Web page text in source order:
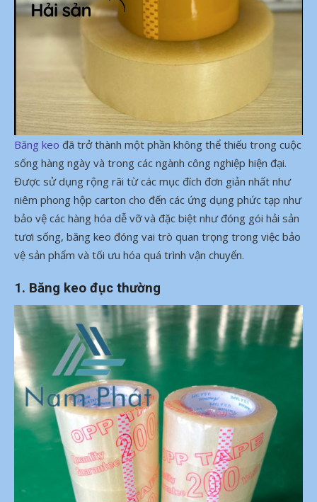
Băng keo đã trở thành một phần không thể thiếu trong cuộc
sống hàng ngày và trong các ngành công nghiệp hiện đại.
Được sử dụng rộng rãi từ các mục đích đơn giản nhất như
niêm phong hộp carton cho đến các ứng dụng phức tạp như
bảo vệ các hàng hóa dễ vỡ và đặc biệt như đóng gói hải sản
tươi sống, băng keo đóng vai trò quan trọng trong việc bảo
vệ sản phẩm và tối ưu hóa quá trình vận chuyển.
1. Băng keo đục thường